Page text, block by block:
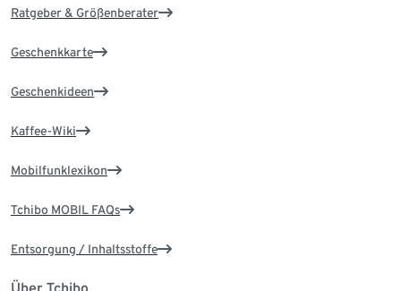
Ratgeber & Größenberater
Geschenkkarte
Geschenkideen
Kaffee-Wiki
Mobilfunklexikon
Tchibo MOBIL FAQs
Entsorgung / Inhaltsstoffe